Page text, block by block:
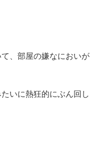
、部屋の嫌なにおいが
いに熱狂的にぶん回し